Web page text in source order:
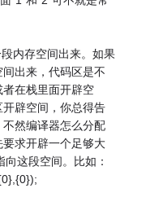
内存空间出来。如果
出来，代码区是不
在栈里面开辟空
辟空间，你总得告
然编译器怎么分配
求开辟一个足够大
这段空间。比如：